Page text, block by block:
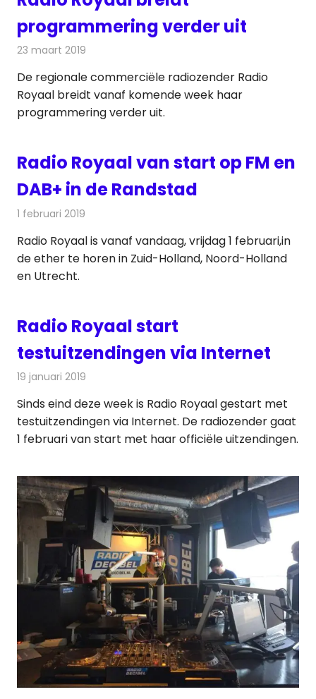
programmering verder uit
23 maart 2019
De regionale commerciële radiozender Radio
Royaal breidt vanaf komende week haar
programmering verder uit.
Radio Royaal van start op FM en
DAB+ in de Randstad
1 februari 2019
Radio Royaal is vanaf vandaag, vrijdag 1 februari,in
de ether te horen in Zuid-Holland, Noord-Holland
en Utrecht.
Radio Royaal start
testuitzendingen via Internet
19 januari 2019
Sinds eind deze week is Radio Royaal gestart met
testuitzendingen via Internet. De radiozender gaat
1 februari van start met haar officiële uitzendingen.